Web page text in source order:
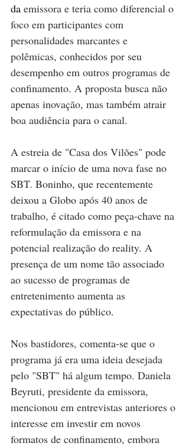
da emissora e teria como diferencial o
foco em participantes com
personalidades marcantes e
polêmicas, conhecidos por seu
desempenho em outros programas de
confinamento. A proposta busca não
apenas inovação, mas também atrair
boa audiência para o canal.
A estreia de "Casa dos Vilões" pode
marcar o início de uma nova fase no
SBT. Boninho, que recentemente
deixou a Globo após 40 anos de
trabalho, é citado como peça-chave na
reformulação da emissora e na
potencial realização do reality. A
presença de um nome tão associado
ao sucesso de programas de
entretenimento aumenta as
expectativas do público.
Nos bastidores, comenta-se que o
programa já era uma ideia desejada
pelo "SBT" há algum tempo. Daniela
Beyruti, presidente da emissora,
mencionou em entrevistas anteriores o
interesse em investir em novos
formatos de confinamento, embora